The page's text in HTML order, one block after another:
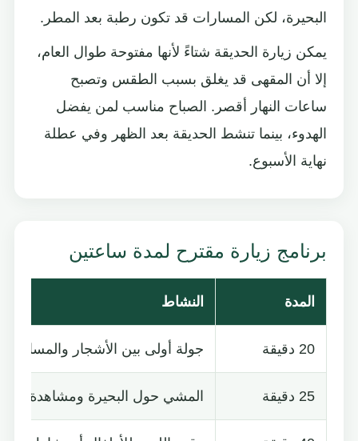
البحيرة، لكن المسارات قد تكون رطبة بعد المطر.
يمكن زيارة الحديقة شتاءً لأنها مفتوحة طوال العام،
إلا أن المقهى قد يغلق بسبب الطقس وتصبح
ساعات النهار أقصر. الصباح مناسب لمن يفضل
الهدوء، بينما تنشط الحديقة بعد الظهر وفي عطلة
نهاية الأسبوع.
برنامج زيارة مقترح لمدة ساعتين
المدة النشاط
20 دقيقة جولة أولى بين الأشجار والمساحات
25 دقيقة المشي حول البحيرة ومشاهدة